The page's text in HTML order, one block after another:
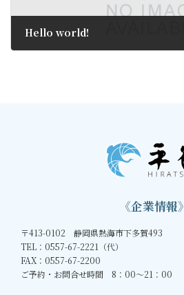
Hello world!
《企業情報》
〒413-0102 静岡県熱海市下多賀493
TEL：0557-67-2221（代）
FAX：0557-67-2200
ご予約・お問合せ時間 8：00～21：00